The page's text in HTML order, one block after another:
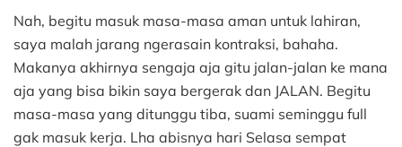
Nah, begitu masuk masa-masa aman untuk lahiran,
saya malah jarang ngerasain kontraksi, bahaha.
Makanya akhirnya sengaja aja gitu jalan-jalan ke mana
aja yang bisa bikin saya bergerak dan JALAN. Begitu
masa-masa yang ditunggu tiba, suami seminggu full
gak masuk kerja. Lha abisnya hari Selasa sempat